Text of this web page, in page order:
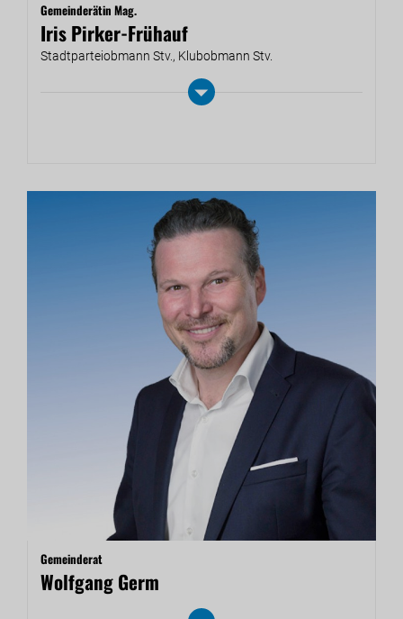
Gemeinderätin Mag.
Iris Pirker-Frühauf
Stadt­par­tei­ob­mann Stv., Klub­ob­mann Stv.
Gemeinderat
Wolfgang Germ